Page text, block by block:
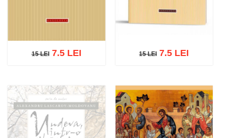
15 LEI
Adaugă în coș Wishlist
15 LEI7.5 LEI 15 LEI
Adaugă în coș Wishlist
15 LEI7.5 LEI